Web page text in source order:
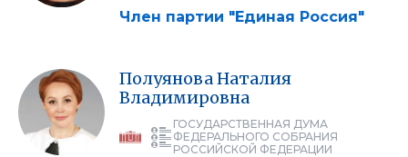
Член партии "Единая Россия"
Полуянова Наталия
Владимировна
ГОСУДАРСТВЕННАЯ ДУМА
ФЕДЕРАЛЬНОГО СОБРАНИЯ
РОССИЙСКОЙ ФЕДЕРАЦИИ